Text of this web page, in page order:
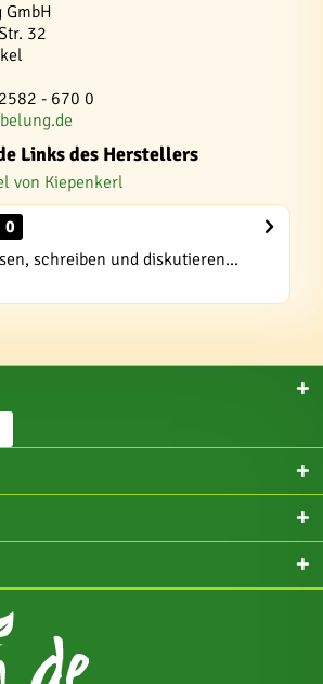
32
- 670 0
Links des Herstellers
von Kiepenkerl
0
schreiben und diskutieren...